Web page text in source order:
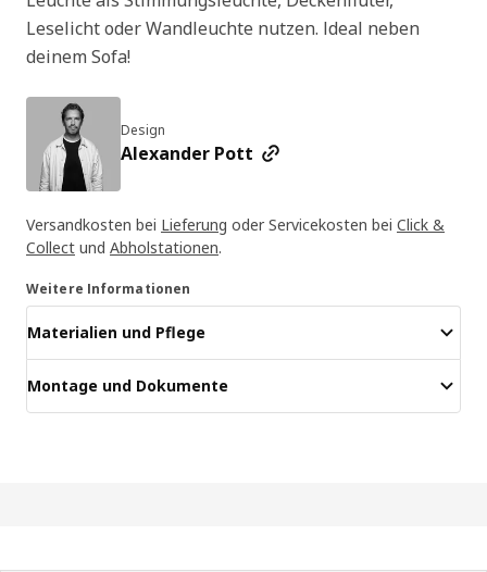
Leselicht oder Wandleuchte nutzen. Ideal neben
deinem Sofa!
Design
Alexander Pott
Versandkosten bei Lieferung oder Servicekosten bei Click &
Collect und Abholstationen.
Weitere Informationen
Materialien und Pflege
Montage und Dokumente